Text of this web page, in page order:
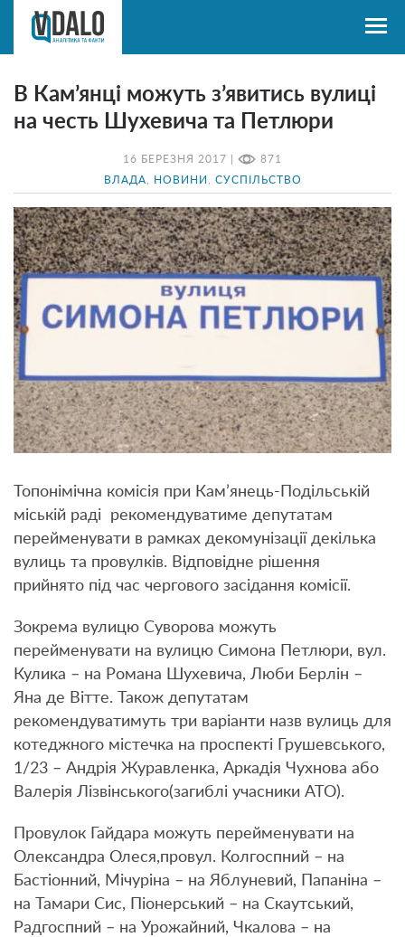
16 БЕРЕЗНЯ 2017 | 871
ВЛАДА НОВИНИ СУСПІЛЬСТВО
В Кам’янці можуть з’явитись вулиці
на честь Шухевича та Петлюри
Топонімічна комісія при Кам’янець-Подільській
міській раді рекомендуватиме депутатам
перейменувати в рамках декомунізації декілька
вулиць та провулків. Відповідне рішення
прийнято під час чергового засідання комісії.
Зокрема вулицю Суворова можуть
перейменувати на вулицю Симона Петлюри, вул.
Кулика – на Романа Шухевича, Люби Берлін –
Яна де Вітте. Також депутатам
рекомендуватимуть три варіанти назв вулиць для
котеджного містечка на проспекті Грушевського,
1/23 – Андрія Журавленка, Аркадія Чухнова або
Валерія Лізвінського(загиблі учасники АТО).
Провулок Гайдара можуть перейменувати на
Олександра Олеся,провул. Колгоспний – на
Бастіонний, Мічуріна – на Яблуневий, Папаніна –
на Тамари Сис, Піонерський – на Скаутський,
Радгоспний – на Урожайний, Чкалова – на